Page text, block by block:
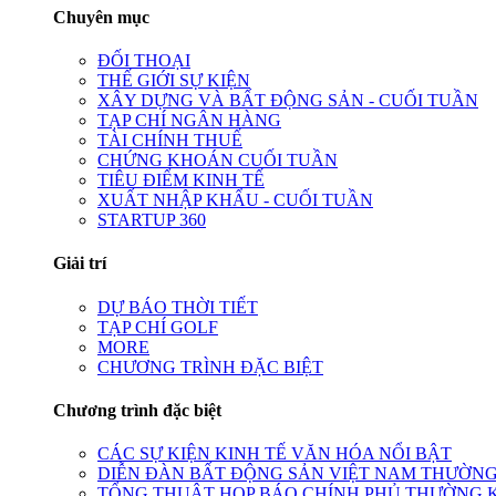
Chuyên mục
ĐỐI THOẠI
THẾ GIỚI SỰ KIỆN
XÂY DỰNG VÀ BẤT ĐỘNG SẢN - CUỐI TUẦN
TẠP CHÍ NGÂN HÀNG
TÀI CHÍNH THUẾ
CHỨNG KHOÁN CUỐI TUẦN
TIÊU ĐIỂM KINH TẾ
XUẤT NHẬP KHẨU - CUỐI TUẦN
STARTUP 360
Giải trí
DỰ BÁO THỜI TIẾT
TẠP CHÍ GOLF
MORE
CHƯƠNG TRÌNH ĐẶC BIỆT
Chương trình đặc biệt
CÁC SỰ KIỆN KINH TẾ VĂN HÓA NỔI BẬT
DIỄN ĐÀN BẤT ĐỘNG SẢN VIỆT NAM